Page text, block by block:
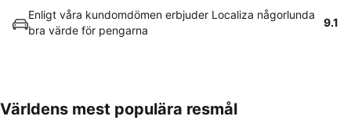
Enligt våra kundomdömen erbjuder Localiza någorlunda
bra värde för pengarna
9.1
Världens mest populära resmål